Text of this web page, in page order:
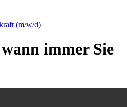
(m/w/d)
immer Sie